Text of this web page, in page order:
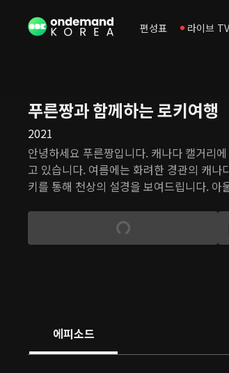
편성표 라이브 TV
푸른짱과 함께하는 로키여행
2021
안녕하세요 푸른짱입니다. 캐나다 캘거리
고 있습니다. 여름에는 화려한 경관의 캐
키를 통해 천상의 설경을 보여드립니다.
에피소드